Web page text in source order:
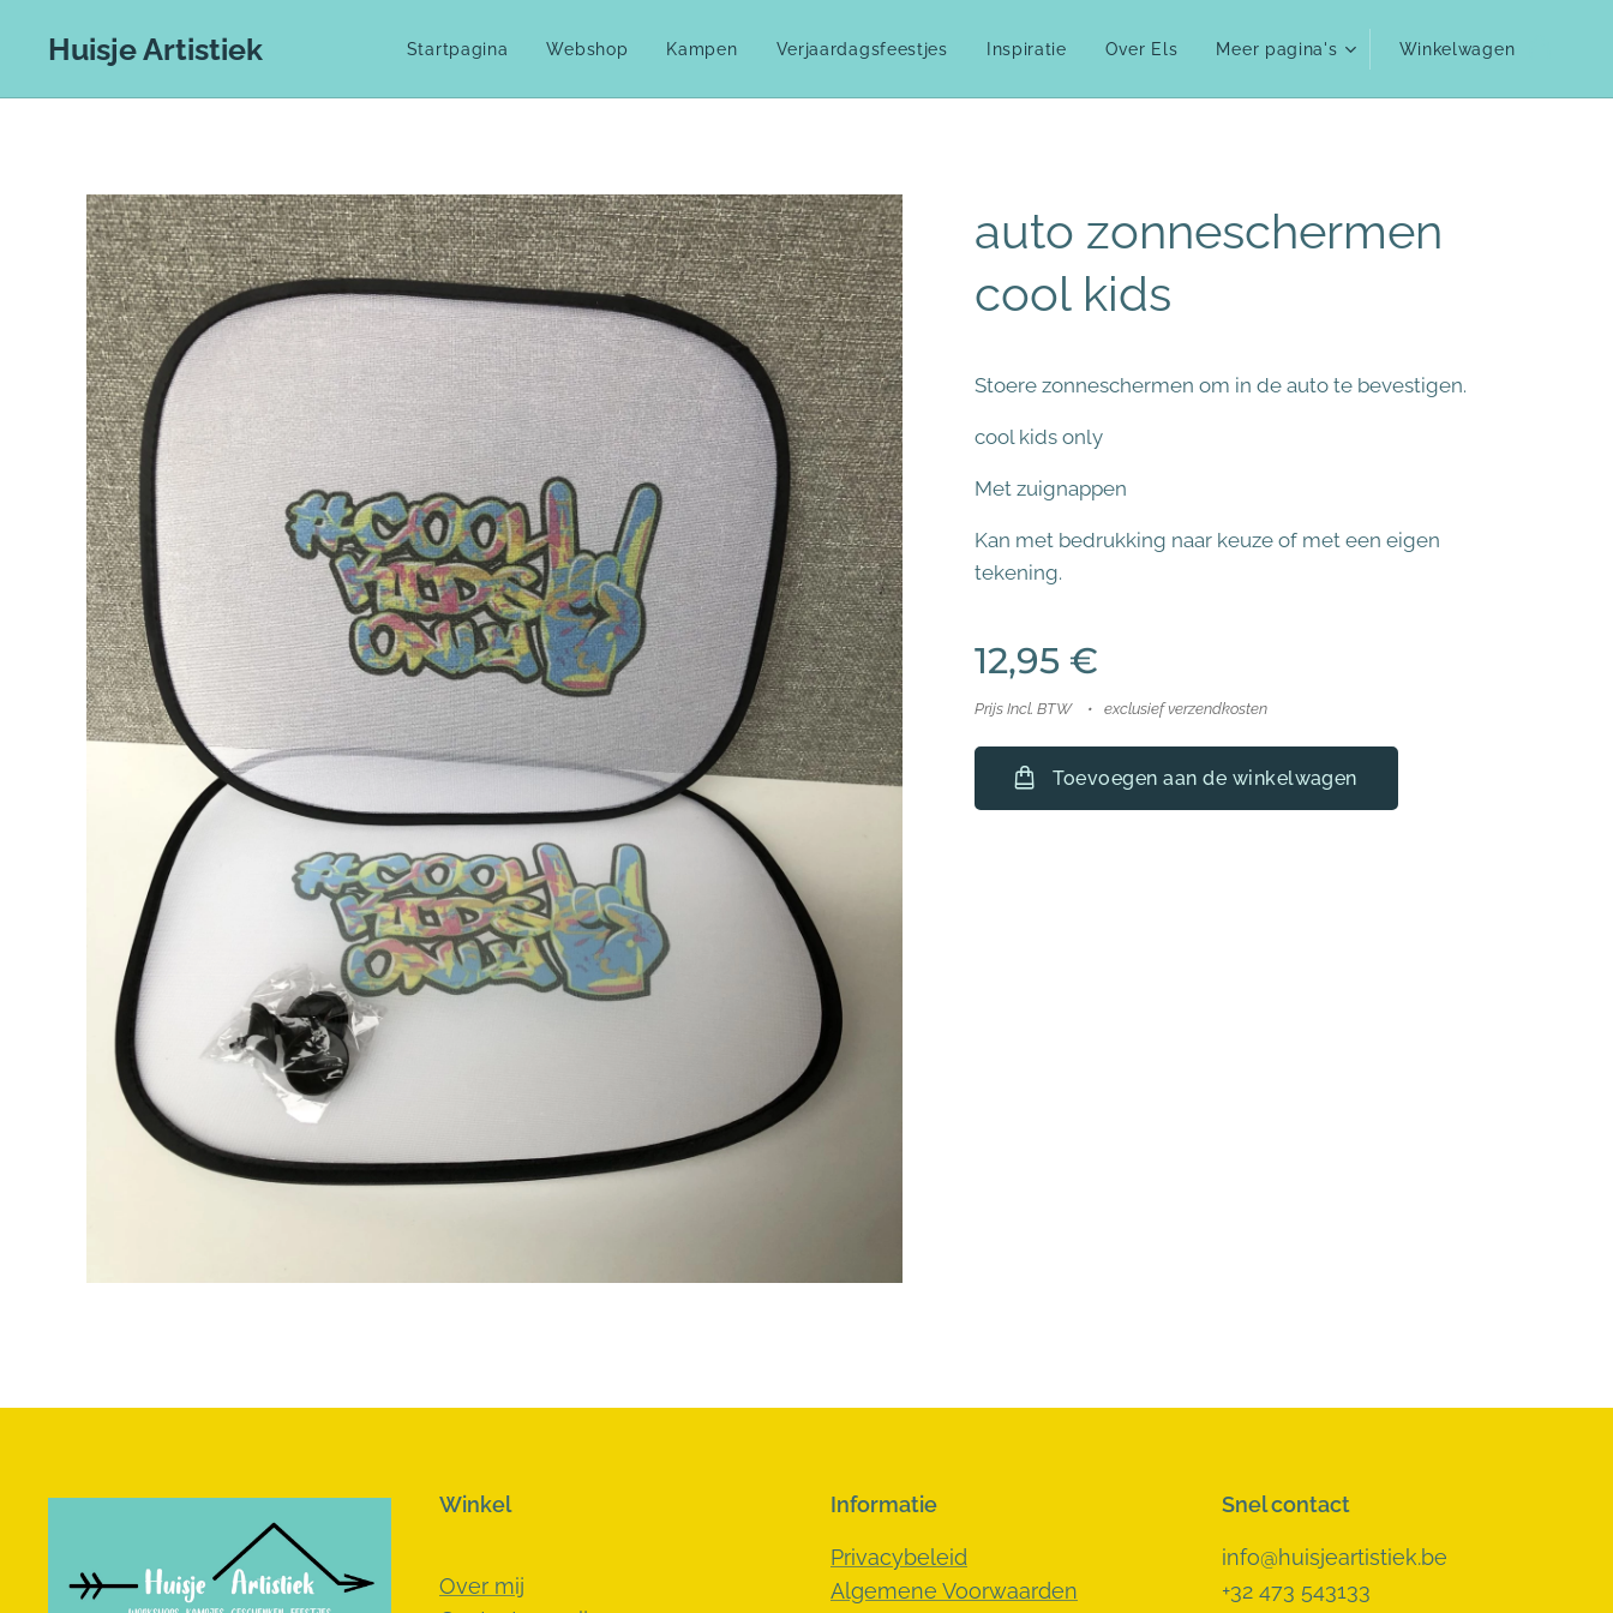
Huisje Artistiek Startpagina Webshop Kampen Verjaardagsfeestjes Inspiratie Over Els Meer pagina's Winkelwagen
auto zonneschermen
cool kids
Stoere zonneschermen om in de auto te bevestigen.
cool kids only
Met zuignappen
Kan met bedrukking naar keuze of met een eigen
tekening.
12,95 €
Prijs Incl. BTW exclusief verzendkosten
Toevoegen aan de winkelwagen
Winkel
Over mij
Informatie
Privacybeleid
Algemene Voorwaarden
Snel contact
info@huisjeartistiek.be
+32 473 543133